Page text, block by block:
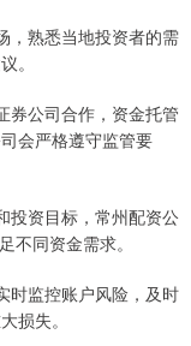
，熟悉当地投资者的需
。
券公司合作，资金托管
会严格遵守监管要
投资目标，常州配资公
不同资金需求。
时监控账户风险，及时
损失。